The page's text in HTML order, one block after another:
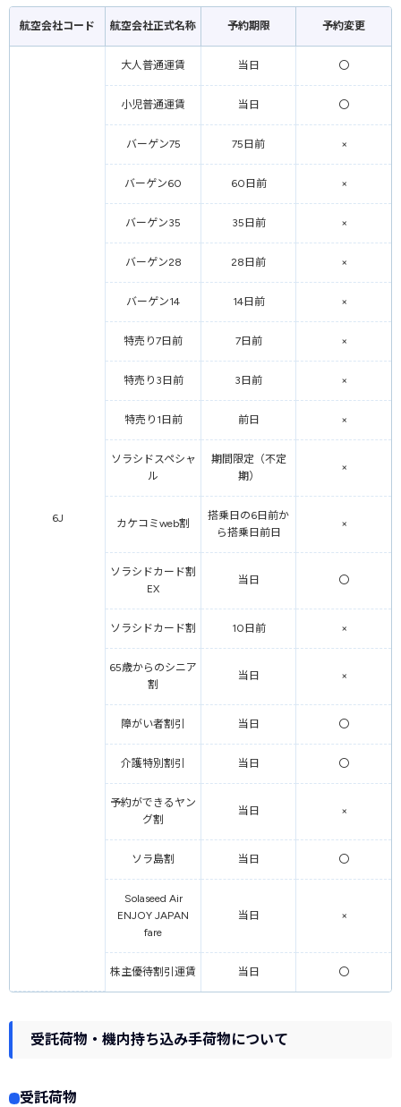
す。
でにはチェックインを済ませてください。
※出発ロビーにおける自動チェックイン機は2024年4月より順次お取り扱いを
終了します。搭乗口の自動チェックイン機についても、2023年5月より順次お
は、ANA自動手荷物預け機（羽田空港・福岡空港・那覇空港のみ）にて行いま
す。手荷物のお預けが無い場合は直接保安検査場に進みます。
・保安検査場では搭乗券を準備して通過してください。全ての手続きが終わっ
たら、出発20分前までに保安検査場を通過します。
・出発10分前までに搭乗券を準備して搭乗口を通過してください。
航空会社コード 航空会社正式名称 予約期限 予約変更
6J
大人普通運賃 当日 〇
小児普通運賃 当日 〇
バーゲン75 75日前 ×
バーゲン60 60日前 ×
バーゲン35 35日前 ×
バーゲン28 28日前 ×
バーゲン14 14日前 ×
特売り7日前 7日前 ×
特売り3日前 3日前 ×
特売り1日前 前日 ×
ソラシドスペシャ
ル
期間限定（不定
期）
×
カケコミweb割
搭乗日の6日前か
ら搭乗日前日
×
ソラシドカード割
EX
当日 〇
ソラシドカード割 10日前 ×
65歳からのシニア
割
当日 ×
障がい者割引 当日 〇
介護特別割引 当日 〇
予約ができるヤン
グ割
当日 ×
ソラ島割 当日 〇
Solaseed Air
ENJOY JAPAN
fare
当日 ×
株主優待割引運賃 当日 〇
受託荷物・機内持ち込み手荷物について
受託荷物